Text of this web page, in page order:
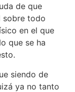
de que
sobre todo
en el que
que se ha
siendo de
ya no tanto